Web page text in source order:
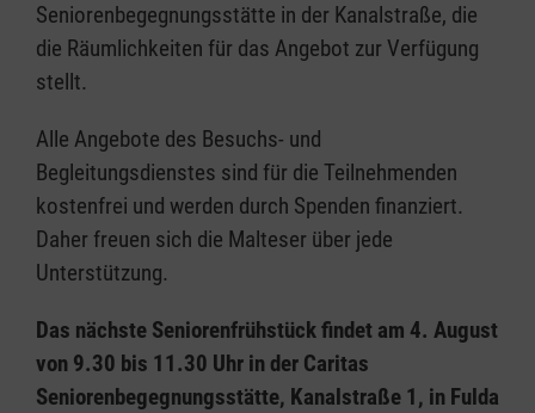
Seniorenbegegnungsstätte in der Kanalstraße, die
die Räumlichkeiten für das Angebot zur Verfügung
stellt.
Alle Angebote des Besuchs- und
Begleitungsdienstes sind für die Teilnehmenden
kostenfrei und werden durch Spenden finanziert.
Daher freuen sich die Malteser über jede
Unterstützung.
Das nächste Seniorenfrühstück findet am 4. August
von 9.30 bis 11.30 Uhr in der Caritas
Seniorenbegegnungsstätte, Kanalstraße 1, in Fulda